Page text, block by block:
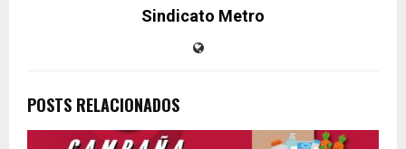
Sindicato Metro
POSTS RELACIONADOS